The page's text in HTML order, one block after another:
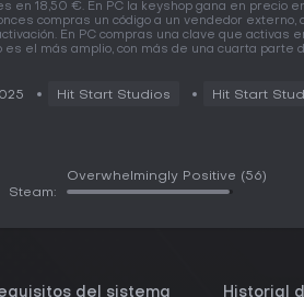
en 18,50 €. En PC la keyshop gana en precio
compras un código a un vendedor externo,
En PC compras una clave que activas
es el más amplio, con más de una cuarta parte
Hit Start Studios Hit Start
Steam:
Overwhelmingly Positive (56)
del sistema Historial